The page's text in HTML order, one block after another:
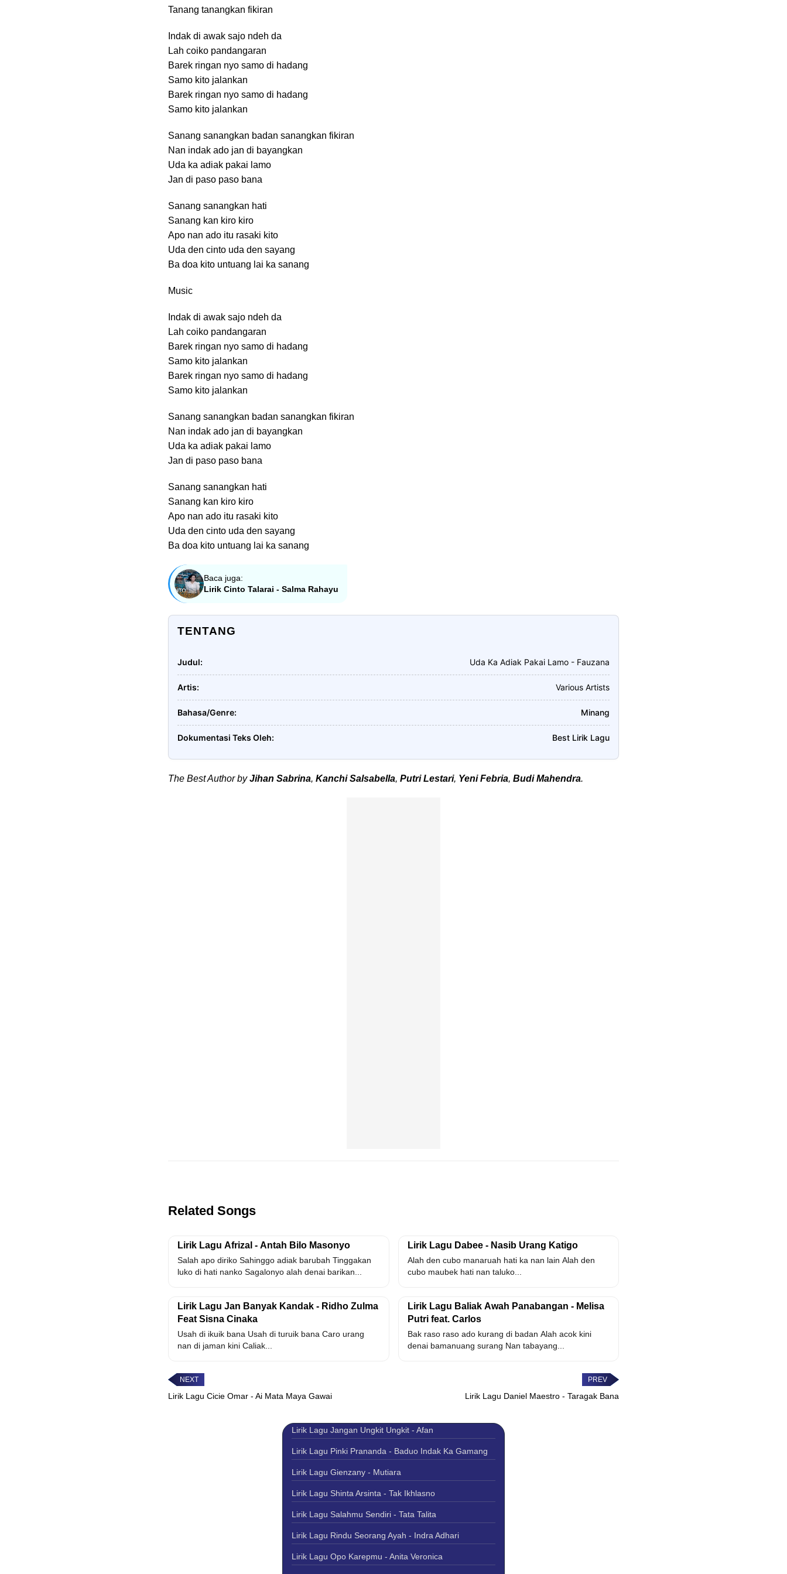
Tanang tanangkan fikiran
Indak di awak sajo ndeh da
Lah coiko pandangaran
Barek ringan nyo samo di hadang
Samo kito jalankan
Barek ringan nyo samo di hadang
Samo kito jalankan
Sanang sanangkan badan sanangkan fikiran
Nan indak ado jan di bayangkan
Uda ka adiak pakai lamo
Jan di paso paso bana
Sanang sanangkan hati
Sanang kan kiro kiro
Apo nan ado itu rasaki kito
Uda den cinto uda den sayang
Ba doa kito untuang lai ka sanang
Music
Indak di awak sajo ndeh da
Lah coiko pandangaran
Barek ringan nyo samo di hadang
Samo kito jalankan
Barek ringan nyo samo di hadang
Samo kito jalankan
Sanang sanangkan badan sanangkan fikiran
Nan indak ado jan di bayangkan
Uda ka adiak pakai lamo
Jan di paso paso bana
Sanang sanangkan hati
Sanang kan kiro kiro
Apo nan ado itu rasaki kito
Uda den cinto uda den sayang
Ba doa kito untuang lai ka sanang
Baca juga:
Lirik Cinto Talarai - Salma Rahayu
TENTANG
Judul Uda Ka Adiak Pakai Lamo - Fauzana
Artis Various Artists
Bahasa/Genre Minang
Dokumentasi Teks Oleh Best Lirik Lagu
The Best Author byJihan Sabrina, Kanchi Salsabella, Putri Lestari, Yeni Febria, Budi Mahendra.
Related Songs
Lirik Lagu Afrizal - Antah Bilo Masonyo
Salah apo diriko Sahinggo adiak barubah Tinggakan
luko di hati nanko Sagalonyo alah denai barikan...
Lirik Lagu Dabee - Nasib Urang Katigo
Alah den cubo manaruah hati ka nan lain Alah den
cubo maubek hati nan taluko...
Lirik Lagu Jan Banyak Kandak - Ridho Zulma
Feat Sisna Cinaka
Usah di ikuik bana Usah di turuik bana Caro urang
nan di jaman kini Caliak...
Lirik Lagu Baliak Awah Panabangan - Melisa
Putri feat. Carlos
Bak raso raso ado kurang di badan Alah acok kini
denai bamanuang surang Nan tabayang...
Lirik Lagu Cicie Omar - Ai Mata Maya Gawai Lirik Lagu Daniel Maestro - Taragak Bana
Lirik Lagu Jangan Ungkit Ungkit - Afan
Lirik Lagu Pinki Prananda - Baduo Indak Ka Gamang
Lirik Lagu Gienzany - Mutiara
Lirik Lagu Shinta Arsinta - Tak Ikhlasno
Lirik Lagu Salahmu Sendiri - Tata Talita
Lirik Lagu Rindu Seorang Ayah - Indra Adhari
Lirik Lagu Opo Karepmu - Anita Veronica